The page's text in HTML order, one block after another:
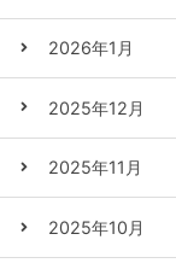
2026年1月
2025年12月
2025年11月
2025年10月